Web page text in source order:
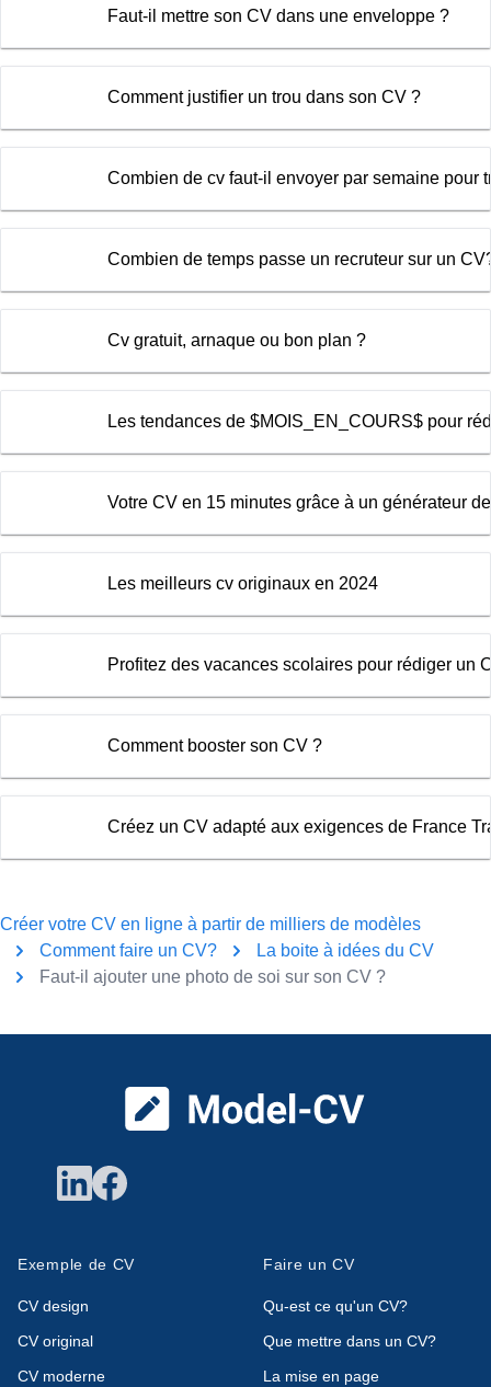
Faut-il mettre son CV dans une enveloppe ?
Comment justifier un trou dans son CV ?
Combien de cv faut-il envoyer par semaine pour
Combien de temps passe un recruteur sur un
Cv gratuit, arnaque ou bon plan ?
Les tendances de $MOIS_EN_COURS$ pour
Votre CV en 15 minutes grâce à un générateur
Les meilleurs cv originaux en 2024
Profitez des vacances scolaires pour rédiger un
Comment booster son CV ?
Créez un CV adapté aux exigences de France
Créer votre CV en ligne à partir de milliers de modèles
Comment faire un CV?
La boite à idées du CV
Faut-il ajouter une photo de soi sur son CV ?
Exemple de CV
CV design
CV original
CV moderne
Faire un CV
Qu-est ce qu'un CV?
Que mettre dans un CV?
La mise en page